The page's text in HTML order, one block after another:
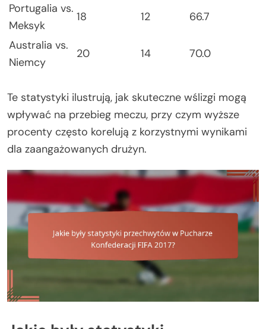
Portugalia vs.
Meksyk
18 12
66.7
Australia vs.
Niemcy
20 14 70.0
Te statystyki ilustrują, jak skuteczne wślizgi mogą
wpływać na przebieg meczu, przy czym wyższe
procenty często korelują z korzystnymi wynikami
dla zaangażowanych drużyn.